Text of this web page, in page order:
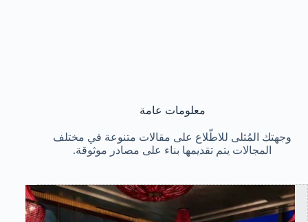
معلومات عامة
وجهتك المُثلى للاطّلاع على مقالات متنوعة في مختلف
المجالات يتم تقديمها بناء على مصادر موثوقة.